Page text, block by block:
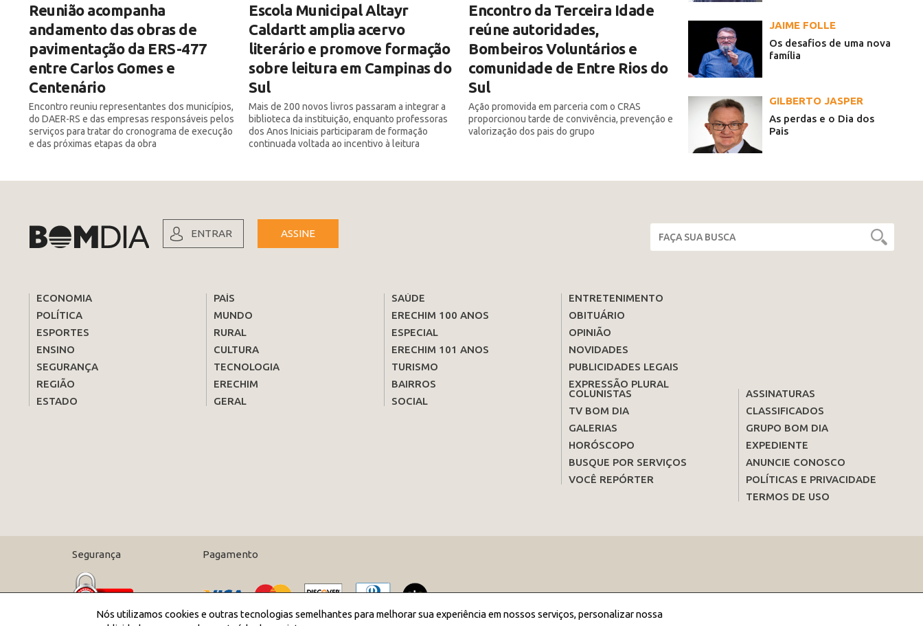
Reunião acompanha
andamento das obras de
pavimentação da ERS-477
entre Carlos Gomes e
Centenário
Encontro reuniu representantes dos municípios,
do DAER-RS e das empresas responsáveis pelos
serviços para tratar do cronograma de execução
e das próximas etapas da obra
Escola Municipal Altayr
Caldartt amplia acervo
literário e promove formação
sobre leitura em Campinas do
Sul
Mais de 200 novos livros passaram a integrar a
biblioteca da instituição, enquanto professoras
dos Anos Iniciais participaram de formação
continuada voltada ao incentivo à leitura
Encontro da Terceira Idade
reúne autoridades,
Bombeiros Voluntários e
comunidade de Entre Rios do
Sul
Ação promovida em parceria com o CRAS
proporcionou tarde de convivência, prevenção e
valorização dos pais do grupo
JAIME FOLLE
Os desafios de uma nova
família
GILBERTO JASPER
As perdas e o Dia dos
Pais
ENTRAR ASSINE
ECONOMIA
POLÍTICA
ESPORTES
ENSINO
SEGURANÇA
REGIÃO
ESTADO
PAÍS
MUNDO
RURAL
CULTURA
TECNOLOGIA
ERECHIM
GERAL
SAÚDE
ERECHIM 100 ANOS
ESPECIAL
ERECHIM 101 ANOS
TURISMO
BAIRROS
SOCIAL
ENTRETENIMENTO
OBITUÁRIO
OPINIÃO
NOVIDADES
PUBLICIDADES LEGAIS
EXPRESSÃO PLURAL
COLUNISTAS
TV BOM DIA
GALERIAS
HORÓSCOPO
BUSQUE POR SERVIÇOS
VOCÊ REPÓRTER
ASSINATURAS
CLASSIFICADOS
GRUPO BOM DIA
EXPEDIENTE
ANUNCIE CONOSCO
POLÍTICAS E PRIVACIDADE
TERMOS DE USO
Segurança Pagamento
Nós utilizamos cookies e outras tecnologias semelhantes para melhorar sua experiência em nossos serviços, personalizar nossa